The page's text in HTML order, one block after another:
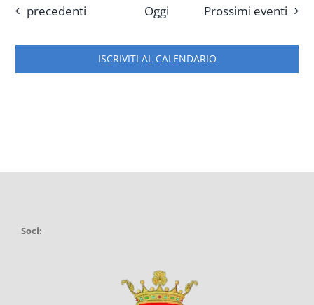
Eventi
precedenti Oggi Prossimi eventi
ISCRIVITI AL CALENDARIO
Soci: